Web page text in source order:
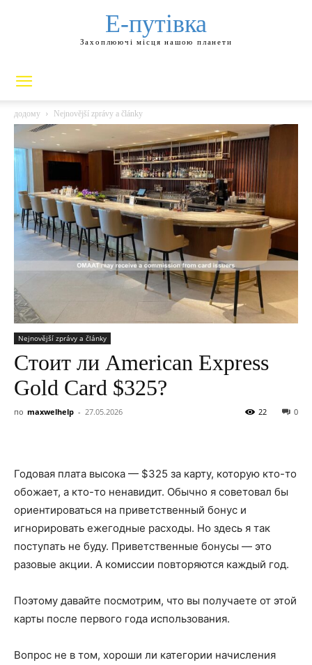
Е-путівка
Захоплюючі місця нашою планети
додому Nejnovější zprávy a články
Nejnovější zprávy a články
Стоит ли American Express
Gold Card $325?
по maxwelhelp - 27.05.2026 0
22
Годовая плата высока — $325 за карту, которую кто-то
обожает, а кто-то ненавидит. Обычно я советовал бы
ориентироваться на приветственный бонус и
игнорировать ежегодные расходы. Но здесь я так
поступать не буду. Приветственные бонусы — это
разовые акции. А комиссии повторяются каждый год.
Поэтому давайте посмотрим, что вы получаете от этой
карты после первого года использования.
Вопрос не в том, хороши ли категории начисления